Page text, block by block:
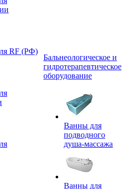
RF (РФ)
Бальнеологическое и
гидротерапевтическое
оборудование
Ванны для
подводного
душа-массажа
Ванны для